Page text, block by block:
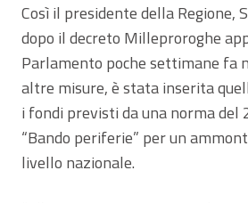
Così il presidente della Regione,
dopo il decreto Milleproroghe
Parlamento poche settimane fa
altre misure, è stata inserita
i fondi previsti da una norma del
“Bando periferie” per un
livello nazionale.